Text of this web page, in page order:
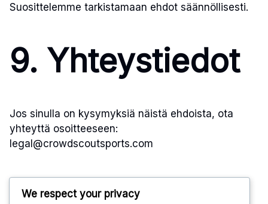
Suosittelemme tarkistamaan ehdot säännöllisesti.
9. Yhteystiedot
Jos sinulla on kysymyksiä näistä ehdoista, ota
yhteyttä osoitteeseen:
legal@crowdscoutsports.com
We respect your privacy